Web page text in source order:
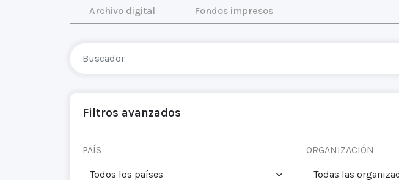
Archivo digital Fondos impresos
Filtros avanzados
PAÍS ORGANIZACIÓN